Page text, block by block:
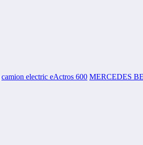
camion electric eActros 600 MERCEDES